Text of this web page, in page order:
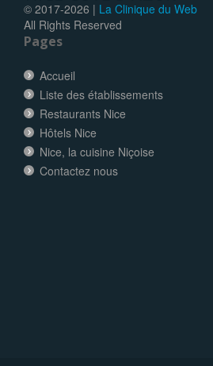
© 2017-2026 | La Clinique du Web
All Rights Reserved
Pages
Accueil
Liste des établissements
Restaurants Nice
Hôtels Nice
Nice, la cuisine Niçoise
Contactez nous